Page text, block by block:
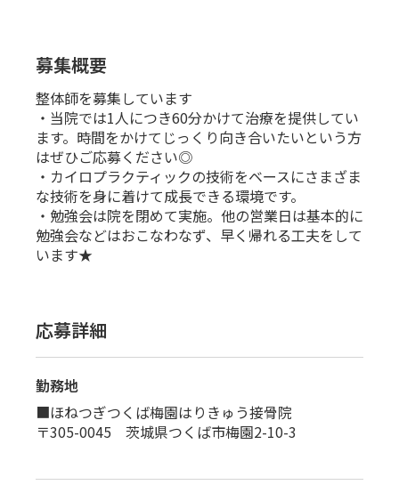
募集概要
整体師を募集しています
・当院では1人につき60分かけて治療を提供してい
ます。時間をかけてじっくり向き合いたいという方
はぜひご応募ください◎
・カイロプラクティックの技術をベースにさまざま
な技術を身に着けて成長できる環境です。
・勉強会は院を閉めて実施。他の営業日は基本的に
勉強会などはおこなわなず、早く帰れる工夫をして
います★
応募詳細
勤務地
■ほねつぎつくば梅園はりきゅう接骨院
〒305-0045 茨城県つくば市梅園2-10-3